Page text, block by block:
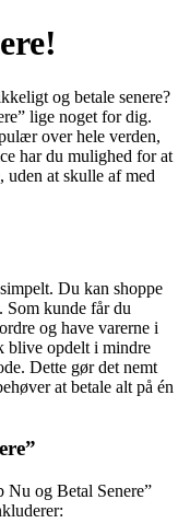
og betale senere?
lige noget for dig.
over hele verden,
har du mulighed for at
uden at skulle af med
Du kan shoppe
Som kunde får du
og have varerne i
blive opdelt i mindre
Dette gør det nemt
at betale alt på én
Nu og Betal Senere”